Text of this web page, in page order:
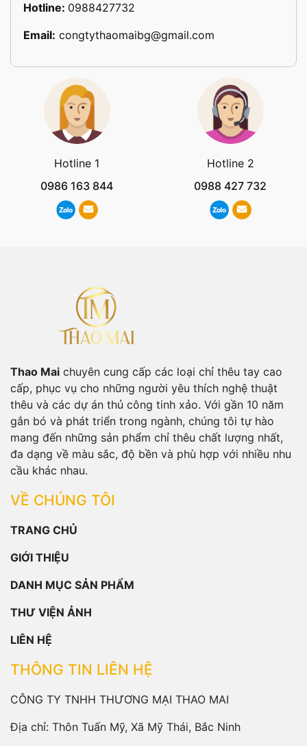
Hotline: 0988427732
Email: congtythaomaibg@gmail.com
Hotline 1
0986 163 844
Hotline 2
0988 427 732
Thao Mai chuyên cung cấp các loại chỉ thêu tay cao
cấp, phục vụ cho những người yêu thích nghệ thuật
thêu và các dự án thủ công tinh xảo. Với gần 10 năm
gắn bó và phát triển trong ngành, chúng tôi tự hào
mang đến những sản phẩm chỉ thêu chất lượng nhất,
đa dạng về màu sắc, độ bền và phù hợp với nhiều nhu
cầu khác nhau.
VỀ CHÚNG TÔI
TRANG CHỦ
GIỚI THIỆU
DANH MỤC SẢN PHẨM
THƯ VIỆN ẢNH
LIÊN HỆ
THÔNG TIN LIÊN HỆ
CÔNG TY TNHH THƯƠNG MẠI THAO MAI
Địa chỉ: Thôn Tuấn Mỹ, Xã Mỹ Thái, Bắc Ninh